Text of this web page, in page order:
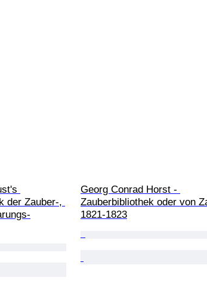
der Zauber-,
Georg Conrad Horst -
Zauberbibliothek oder von
1821-1823